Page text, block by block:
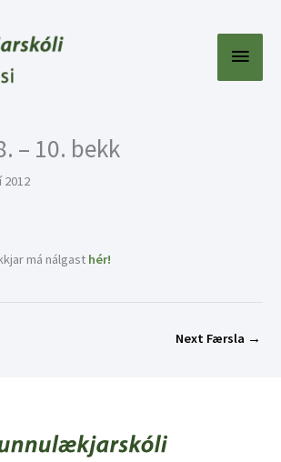
Main
– 10. bekk
2012
má nálgast hér!
Next Færsla →